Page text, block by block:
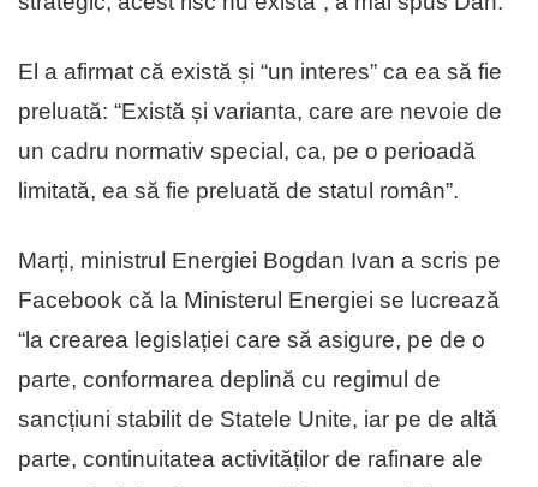
El a afirmat că există și “un interes” ca ea să fie
preluată: “Există și varianta, care are nevoie de
un cadru normativ special, ca, pe o perioadă
limitată, ea să fie preluată de statul român”.
Marți, ministrul Energiei Bogdan Ivan a scris pe
Facebook că la Ministerul Energiei se lucrează
“la crearea legislației care să asigure, pe de o
parte, conformarea deplină cu regimul de
sancțiuni stabilit de Statele Unite, iar pe de altă
parte, continuitatea activităților de rafinare ale